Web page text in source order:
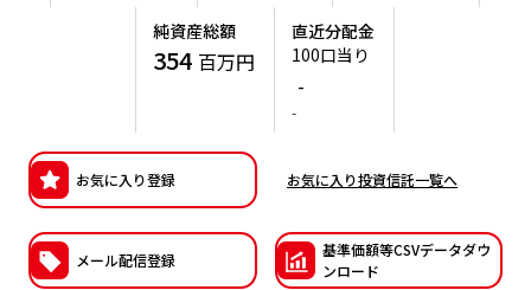
確定拠出年金での商品の選び方について
サステナビリティレポート
サステナブル投資
日本版スチュワードシップ・コードへの対応
ESGへの取り組み
国内株式議決権行使の方針と判断基準
純資産総額
354 百万円
直近分配金
100口当り
-
-
お気に入り登録 お気に入り投資信託一覧へ
メール配信登録
基準価額等CSVデータダウ
ンロード